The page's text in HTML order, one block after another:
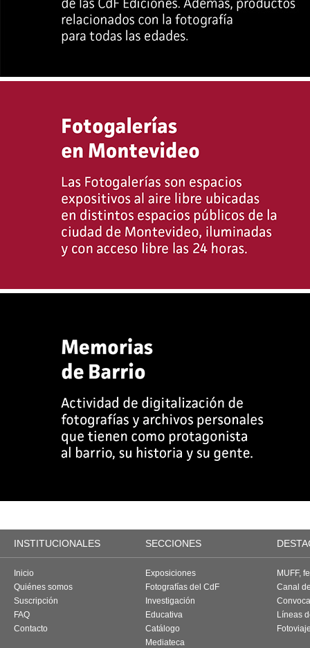
INSTITUCIONALES SECCIONES
Inicio
Quiénes somos
Suscripción
FAQ
Contacto
Exposiciones
Fotografías del CdF
Investigación
Educativa
Catálogo
Mediateca
MUFF,
Canal
Líneas